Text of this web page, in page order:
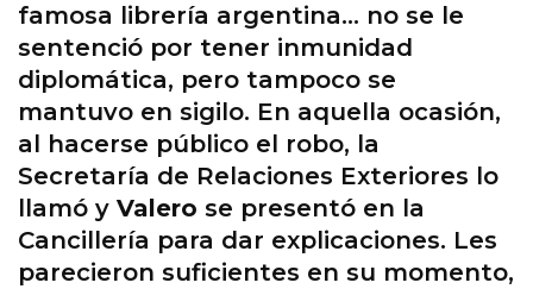
famosa librería argentina… no se le
sentenció por tener inmunidad
diplomática, pero tampoco se
mantuvo en sigilo. En aquella ocasión,
al hacerse público el robo, la
Secretaría de Relaciones Exteriores lo
llamó y Valero se presentó en la
Cancillería para dar explicaciones. Les
parecieron suficientes en su momento,